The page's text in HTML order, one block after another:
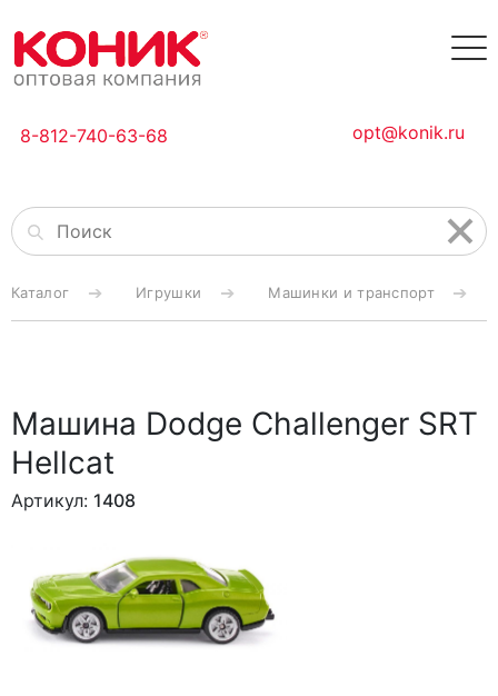
8-812-740-63-68 opt@konik.ru
Каталог Игрушки Машинки и транспорт
Машина Dodge Challenger SRT
Hellcat
Артикул: 1408